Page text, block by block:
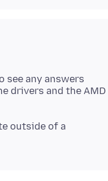
see any answers
drivers and the AMD
outside of a